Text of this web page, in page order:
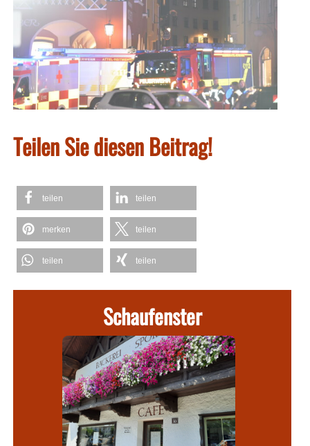
Teilen Sie diesen Beitrag!
teilen teilen
merken teilen
teilen teilen
Schaufenster